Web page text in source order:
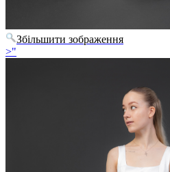
Збільшити зображення
>"